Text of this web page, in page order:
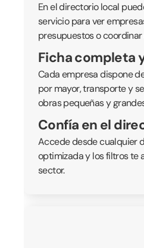
En el directorio local
servicio para ver
presupuestos o coordinar
Ficha completa
Cada empresa dispone
por mayor, transporte y
obras pequeñas y
Confía en el
Accede desde cualquier
optimizada y los filtros te
sector.